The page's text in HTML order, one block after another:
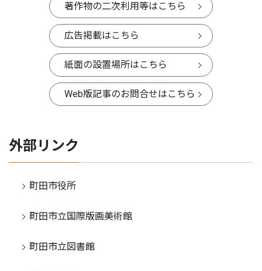
著作物の二次利用等はこちら
広告掲載はこちら
紙面の設置場所はこちら
Web版記事のお問合せはこちら
外部リンク
町田市役所
町田市立国際版画美術館
町田市立図書館